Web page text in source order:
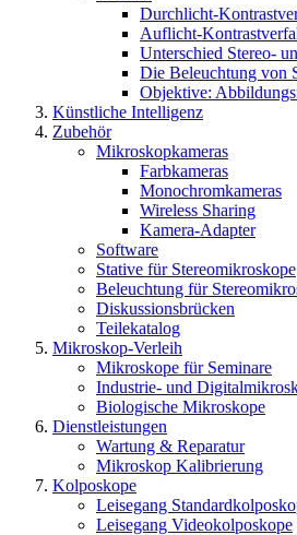
Durchlicht-
Auflicht-
Unterschied Stereo-
Die Beleuchtung von
Objektive:
Künstliche Intelligenz
Zubehör
Mikroskopkameras
Farbkameras
Monochromkameras
Wireless Sharing
Kamera-Adapter
Software
Stative für Stereomikroskope
Beleuchtung für
Diskussionsbrücken
Teilekatalog
Mikroskop-Verleih
Mikroskope für Seminare
Industrie- und
Biologische Mikroskope
Dienstleistungen
Wartung & Reparatur
Mikroskop Kalibrierung
Kolposkope
Leisegang
Leisegang Videokolposkope